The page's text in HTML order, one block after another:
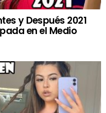
y Después 2021
en el Medio